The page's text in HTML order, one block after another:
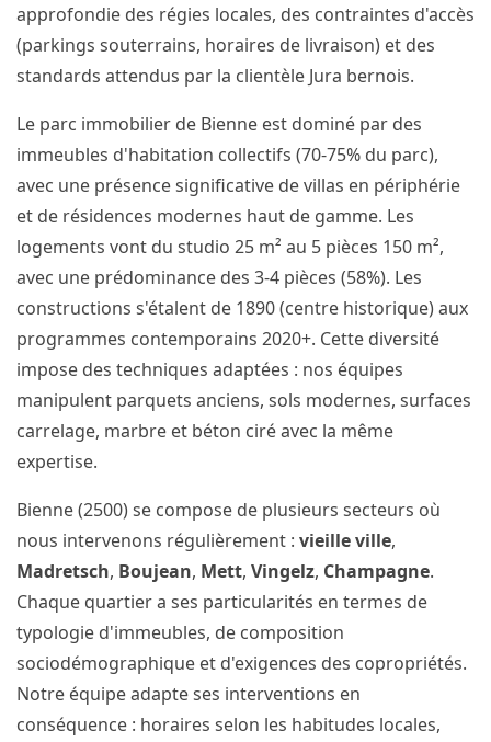
approfondie des régies locales, des contraintes d'accès
(parkings souterrains, horaires de livraison) et des
standards attendus par la clientèle Jura bernois.
Le parc immobilier de Bienne est dominé par des
immeubles d'habitation collectifs (70-75% du parc),
avec une présence significative de villas en périphérie
et de résidences modernes haut de gamme. Les
logements vont du studio 25 m² au 5 pièces 150 m²,
avec une prédominance des 3-4 pièces (58%). Les
constructions s'étalent de 1890 (centre historique) aux
programmes contemporains 2020+. Cette diversité
impose des techniques adaptées : nos équipes
manipulent parquets anciens, sols modernes, surfaces
carrelage, marbre et béton ciré avec la même
expertise.
Bienne (2500) se compose de plusieurs secteurs où
nous intervenons régulièrement : vieille ville,
Madretsch, Boujean, Mett, Vingelz, Champagne.
Chaque quartier a ses particularités en termes de
typologie d'immeubles, de composition
sociodémographique et d'exigences des copropriétés.
Notre équipe adapte ses interventions en
conséquence : horaires selon les habitudes locales,